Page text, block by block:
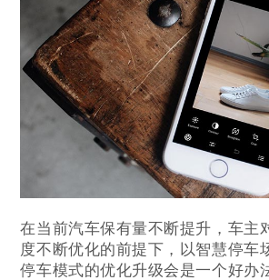
在当前汽车保有量不断提升，车主
度不断优化的前提下，以智慧停车
停车模式的优化升级会是一个好办